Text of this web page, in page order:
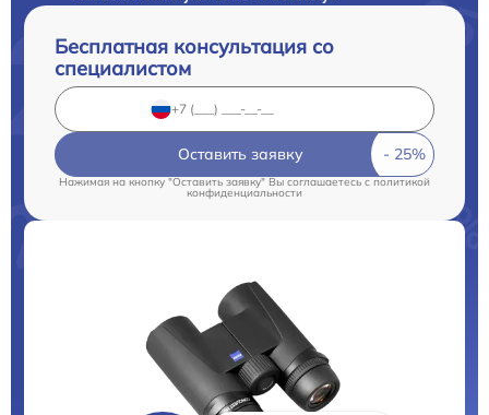
Бесплатная консультация со
специалистом
Оставить заявку
Нажимая на кнопку "Оставить заявку" Вы соглашаетесь cполитикой
конфиденциальности